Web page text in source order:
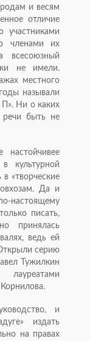
и весям
отличие
членами их
не имели.
местного
называли
П». Ни о каких
речи быть не
настойчивее
культурной
«творческие
Да и
писать,
принялась
ведь ей
серию
Тужилкин
и
издать
на правах